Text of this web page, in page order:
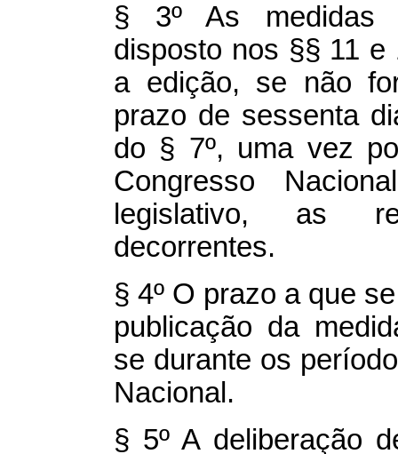
§ 3º As medidas
disposto nos §§ 11
a edição, se não
prazo de sessenta
do § 7º, uma vez
Congresso
legislativo, as
decorrentes.
§ 4º O prazo a que
publicação da
se durante os
Nacional.
§ 5º A deliberação